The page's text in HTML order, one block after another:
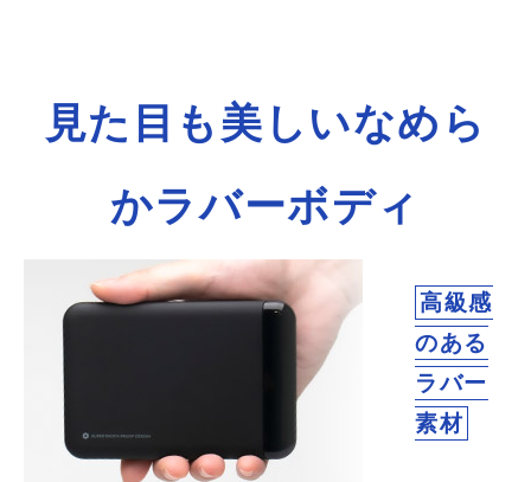
見た目も美しいなめら
かラバーボディ
高級感
のある
ラバー
素材